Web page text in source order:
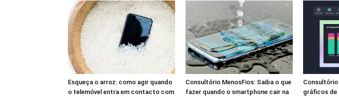
Esqueça o arroz: como agir quando
o telemóvel entra em contacto com
Consultório MenosFios: Saiba o que
fazer quando o smartphone cair na
Consultório
gráficos de